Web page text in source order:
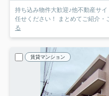
持ち込み物件大歓迎♪他不動産サ
任せください！ まとめてご紹介・
る
賃貸マンション